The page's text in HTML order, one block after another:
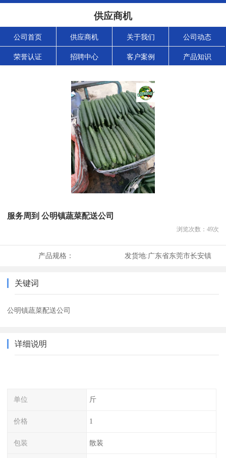
供应商机
公司首页 供应商机 关于我们 公司动态
荣誉认证 招聘中心 客户案例 产品知识
服务周到 公明镇蔬菜配送公司
浏览次数： 49次
产品规格： 发货地:广东省东莞市长安镇
关键词
公明镇蔬菜配送公司
详细说明
单位 斤
价格 1
包装 散装